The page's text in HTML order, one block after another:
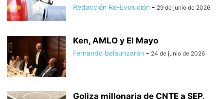
Redacción Re-Evolución - 29 de junio de 2026
Ken, AMLO y El Mayo
Fernando Belaunzarán - 24 de junio de 2026
Goliza millonaria de CNTE a SEP,